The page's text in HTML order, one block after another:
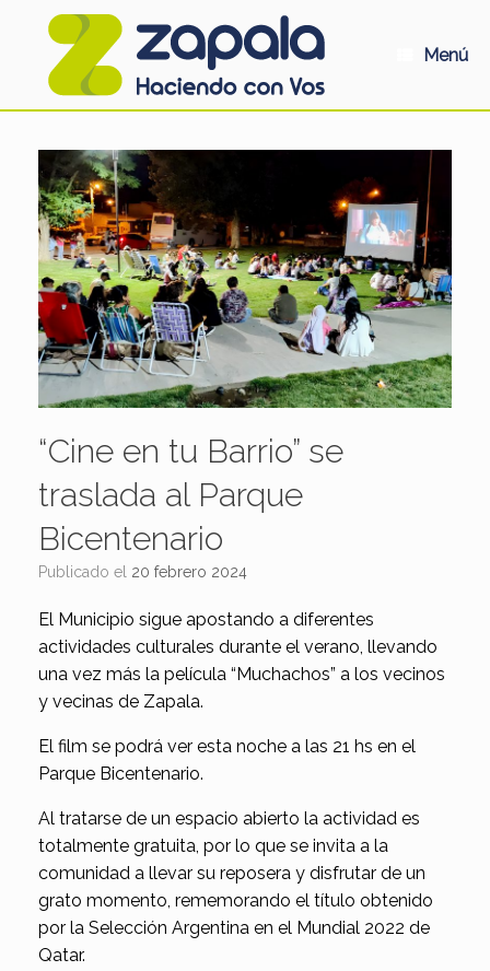
Menú
“Cine en tu Barrio” se
traslada al Parque
Bicentenario
Publicado el 20 febrero 2024
El Municipio sigue apostando a diferentes
actividades culturales durante el verano, llevando
una vez más la película “Muchachos” a los vecinos
y vecinas de Zapala.
El film se podrá ver esta noche a las 21 hs en el
Parque Bicentenario.
Al tratarse de un espacio abierto la actividad es
totalmente gratuita, por lo que se invita a la
comunidad a llevar su reposera y disfrutar de un
grato momento, rememorando el título obtenido
por la Selección Argentina en el Mundial 2022 de
Qatar.